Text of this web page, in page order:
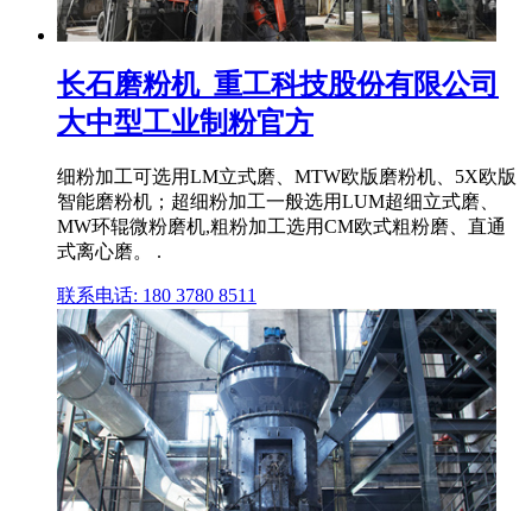
长石磨粉机_重工科技股份有限公司
大中型工业制粉官方
细粉加工可选用LM立式磨、MTW欧版磨粉机、5X欧版
智能磨粉机；超细粉加工一般选用LUM超细立式磨、
MW环辊微粉磨机,粗粉加工选用CM欧式粗粉磨、直通
式离心磨。 .
联系电话: 180 3780 8511